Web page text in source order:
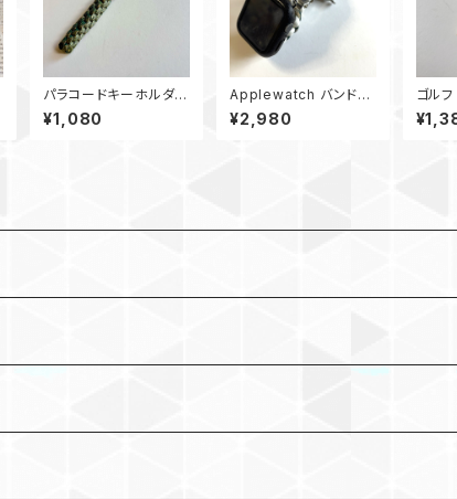
パラコードキーホルダ
ー Box_ウッドビーズ_
M6_ デジタルカモ、カモ
¥1,080
Applewatch バンド
アップルウォッチ バンド
44_シャックル_キングコ
¥2,980
ゴル
ベル